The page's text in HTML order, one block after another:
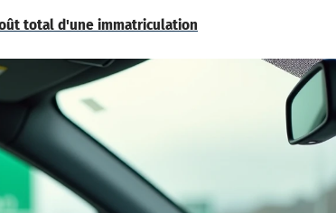
total d'une immatriculation